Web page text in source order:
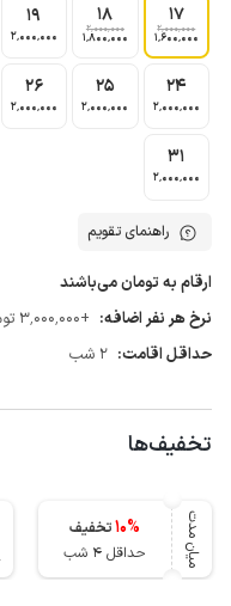
17
2٬000٬000
1٬600٬000
18
2٬000٬000
1٬800٬000
19
2٬000٬000
24
2٬000٬000
25
2٬000٬000
26
2٬000٬000
31
2٬000٬000
راهنمای تقویم
ارقام به تومان می‌باشند
نرخ هر نفر اضافه: +3٬000٬000 تومان / بیشتر از 7 نفر
حداقل اقامت: 2 شب
تخفیف‌ها
میان مدت 10%
تخفیف
حداقل 4 شب